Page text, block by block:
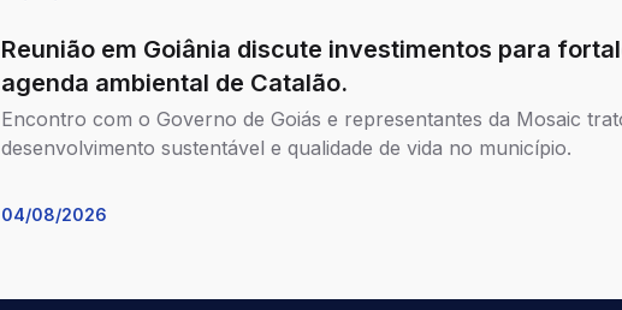
Reunião em Goiânia discute investimentos para
agenda ambiental de Catalão.
Encontro com o Governo de Goiás e representantes da Mosaic
desenvolvimento sustentável e qualidade de vida no município.
04/08/2026